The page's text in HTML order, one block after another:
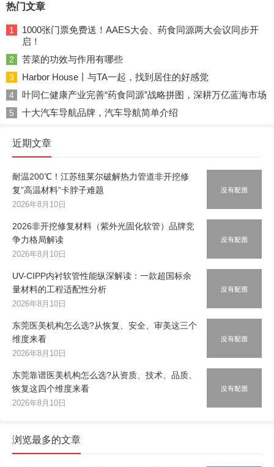
热门文章
1
1000张门票免费送！AAES大会、药食同源两大会议同步开
启！
2 苦菜的功效与作用有哪些
3 Harbor House丨与TA一起，找到居住的好感觉
4 叶同仁健康产业完善“药食同源”战略拼图，深耕万亿蓝海市场
5 十大汽车导航品牌，汽车导航简单介绍
近期文章
耐温200℃！江苏纽莱尔破解热力管道非开挖修
复”高温材料”卡脖子难题
2026年8月10日
2026非开挖修复材料（紫外光固化软管）品牌竞
争力格局解读
2026年8月10日
UV-CIPP内衬软管性能纵深解读：一款超国标余
量材料的工程适配性分析
2026年8月10日
东莞医美机构怎么选?从恢复、安全、审美这三个
维度来看
2026年8月10日
东莞靠谱医美机构怎么选?从资质、技术、品质、
恢复这四个维度来看
2026年8月10日
浏览最多的文章